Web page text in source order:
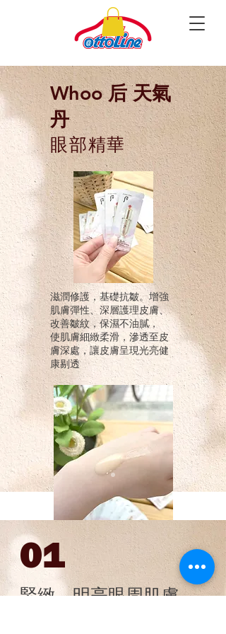
Whoo 后 天氣
丹
眼部精華
滋潤修護，基礎抗皺。增強
肌膚彈性、深層護理皮膚、
改善皺紋，保濕不油膩，
使肌膚細緻柔滑，滲透至皮
膚深處，讓皮膚呈現光亮健
康剔透
01
緊緻、明亮眼周肌膚